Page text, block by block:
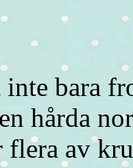
bara
hårda
flera av